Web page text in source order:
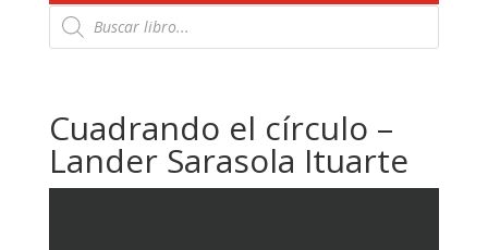
Búsqueda
de
productos
Cuadrando el círculo –
Lander Sarasola Ituarte